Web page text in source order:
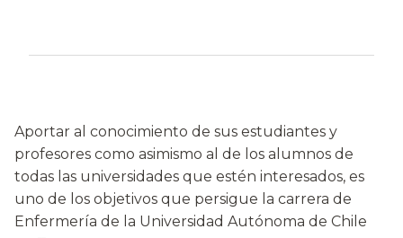
Aportar al conocimiento de sus estudiantes y
profesores como asimismo al de los alumnos de
todas las universidades que estén interesados, es
uno de los objetivos que persigue la carrera de
Enfermería de la Universidad Autónoma de Chile